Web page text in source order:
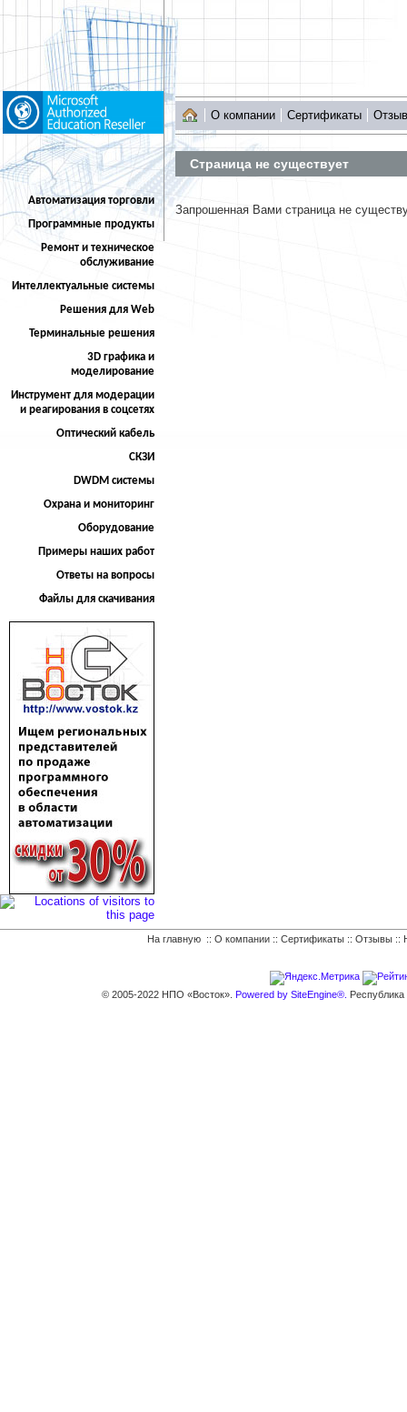
Автоматизация торговли
Программные продукты
Ремонт и техническое
обслуживание
Интеллектуальные системы
Решения для Web
Терминальные решения
3D графика и
моделирование
Инструмент для модерации
и реагирования в соцсетях
Оптический кабель
СКЗИ
DWDM системы
Охрана и мониторинг
Оборудование
Примеры наших работ
Ответы на вопросы
Файлы для скачивания
О компании Сертификаты
Страница не существует
Запрошенная Вами страница не
На главную :: О компании :: Сертификаты :: Отзывы ::
© 2005-2022 НПО «Восток». Powered by SiteEngine®.